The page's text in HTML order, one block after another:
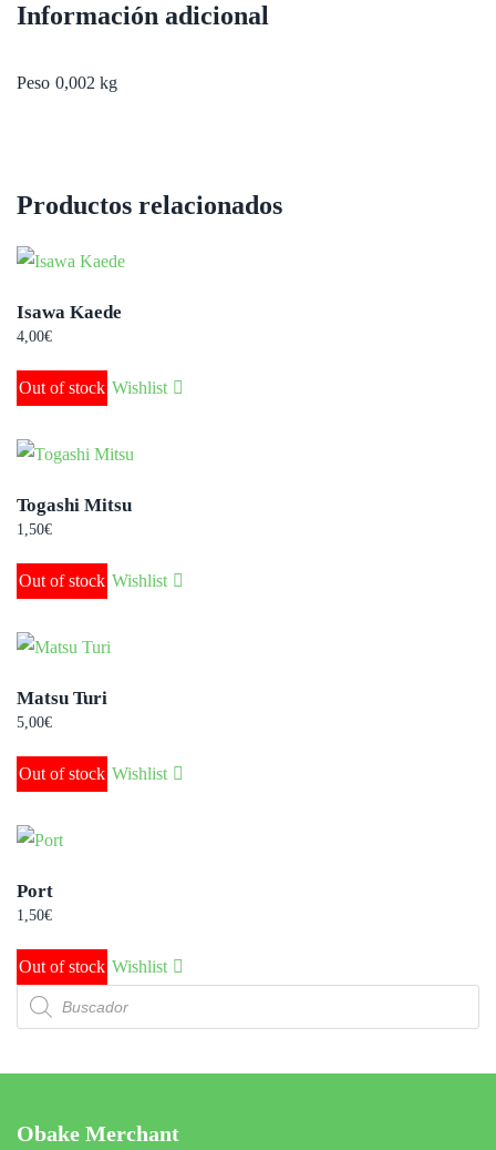
Información adicional
Peso 0,002 kg
Productos relacionados
Isawa Kaede
4,00€
Out of stock Wishlist
Togashi Mitsu
1,50€
Out of stock Wishlist
Matsu Turi
5,00€
Out of stock Wishlist
Port
1,50€
Out of stock Wishlist
Búsqueda
de
productos
Obake Merchant